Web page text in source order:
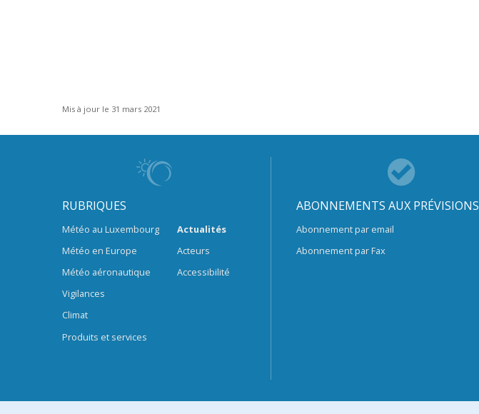
Mis à jour le 31 mars 2021
RUBRIQUES
Météo au Luxembourg
Météo en Europe
Météo aéronautique
Vigilances
Climat
Produits et services
Actualités
Acteurs
Accessibilité
ABONNEMENTS AUX PRÉVISIONS
Abonnement par email
Abonnement par Fax